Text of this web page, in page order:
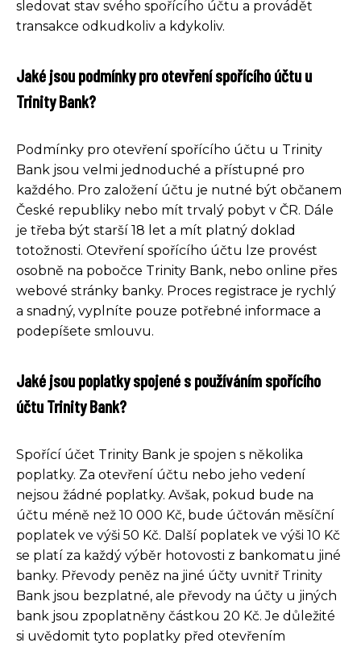
sledovat stav svého spořícího účtu a provádět
transakce odkudkoliv a kdykoliv.
Jaké jsou podmínky pro otevření spořícího účtu u
Trinity Bank?
Podmínky pro otevření spořícího účtu u Trinity
Bank jsou velmi jednoduché a přístupné pro
každého. Pro založení účtu je nutné být občanem
České republiky nebo mít trvalý pobyt v ČR. Dále
je třeba být starší 18 let a mít platný doklad
totožnosti. Otevření spořícího účtu lze provést
osobně na pobočce Trinity Bank, nebo online přes
webové stránky banky. Proces registrace je rychlý
a snadný, vyplníte pouze potřebné informace a
podepíšete smlouvu.
Jaké jsou poplatky spojené s používáním spořícího
účtu Trinity Bank?
Spořící účet Trinity Bank je spojen s několika
poplatky. Za otevření účtu nebo jeho vedení
nejsou žádné poplatky. Avšak, pokud bude na
účtu méně než 10 000 Kč, bude účtován měsíční
poplatek ve výši 50 Kč. Další poplatek ve výši 10 Kč
se platí za každý výběr hotovosti z bankomatu jiné
banky. Převody peněz na jiné účty uvnitř Trinity
Bank jsou bezplatné, ale převody na účty u jiných
bank jsou zpoplatněny částkou 20 Kč. Je důležité
si uvědomit tyto poplatky před otevřením